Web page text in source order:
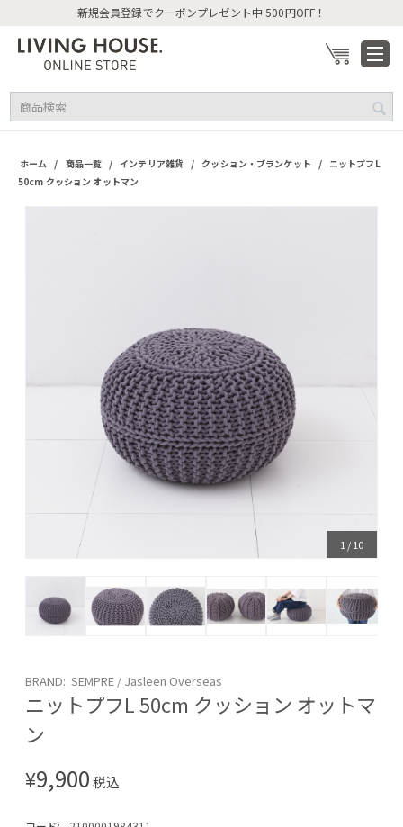
新規会員登録でクーポンプレゼント中 500円OFF！
ホーム / 商品一覧 / インテリア雑貨 / クッション・ブランケット /
ニットプフL
50cm クッション オットマン
1 /10
BRAND: SEMPRE / Jasleen Overseas
ニットプフL 50cm クッション オットマ
ン
¥9,900税込